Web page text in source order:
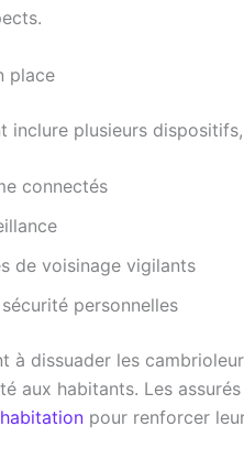
place
inclure plusieurs
connectés
de voisinage vigilants
personnelles
à dissuader les
aux habitants. Les
pour renforcer